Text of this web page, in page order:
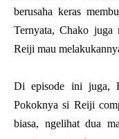
berusaha keras
Ternyata, Chako juga
Reiji mau
Di episode ini juga,
Pokoknya si Reiji
biasa, ngelihat dua